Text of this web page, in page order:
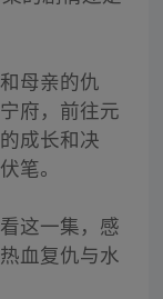
母亲的仇
府，前往元
成长和决
笔。
这一集，感
血复仇与水